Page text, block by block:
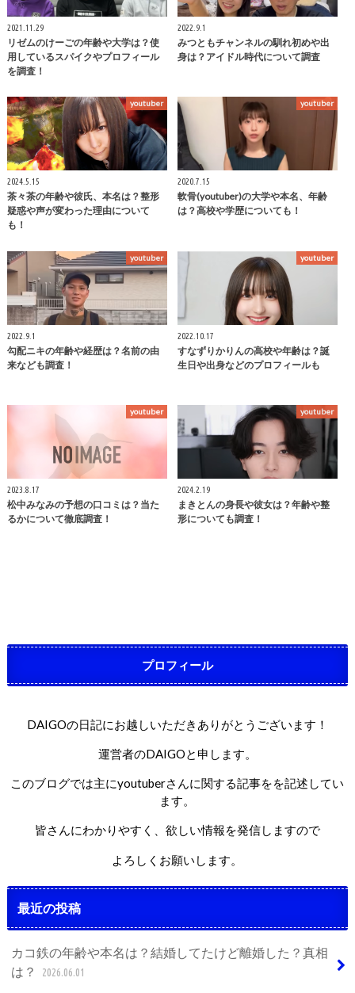
2021.11.29
リゼムのけーごの年齢や大学は？使
用しているスパイクやプロフィール
を調査！
2022.9.1
みつともチャンネルの馴れ初めや出
身は？アイドル時代について調査
youtuber
2024.5.15
茶々茶の年齢や彼氏、本名は？整形
疑惑や声が変わった理由について
も！
youtuber
2020.7.15
軟骨(youtuber)の大学や本名、年齢
は？高校や学歴についても！
youtuber
2022.9.1
勾配ニキの年齢や経歴は？名前の由
来なども調査！
youtuber
2022.10.17
すなずりかりんの高校や年齢は？誕
生日や出身などのプロフィールも
youtuber
2023.8.17
松中みなみの予想の口コミは？当た
るかについて徹底調査！
youtuber
2024.2.19
まきとんの身長や彼女は？年齢や整
形についても調査！
プロフィール
DAIGOの日記にお越しいただきありがとうございます！
運営者のDAIGOと申します。
このブログでは主にyoutuberさんに関する記事をを記述してい
ます。
皆さんにわかりやすく、欲しい情報を発信しますので
よろしくお願いします。
最近の投稿
カコ鉄の年齢や本名は？結婚してたけど離婚した？真相
は？
2026.06.01